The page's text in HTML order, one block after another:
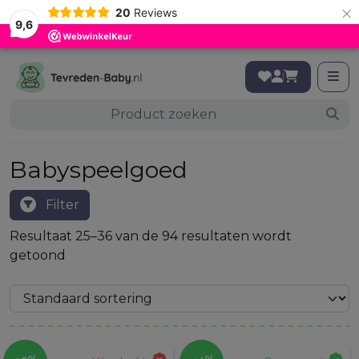
9,6
20 Reviews ×
Babyspeelgoed
Filter
Resultaat 25–36 van de 94 resultaten wordt
getoond